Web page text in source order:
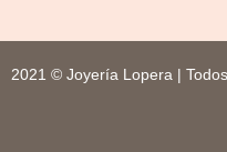
2021 © Joyería Lopera |